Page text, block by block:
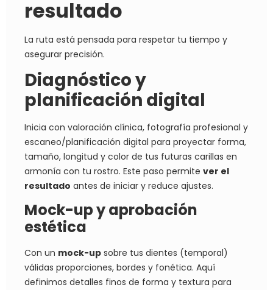
resultado
La ruta está pensada para respetar tu tiempo y
asegurar precisión.
Diagnóstico y
planificación digital
Inicia con valoración clínica, fotografía profesional y
escaneo/planificación digital para proyectar forma,
tamaño, longitud y color de tus futuras carillas en
armonía con tu rostro. Este paso permite ver el
resultado antes de iniciar y reduce ajustes.
Mock-up y aprobación
estética
Con un mock-up sobre tus dientes (temporal)
válidas proporciones, bordes y fonética. Aquí
definimos detalles finos de forma y textura para